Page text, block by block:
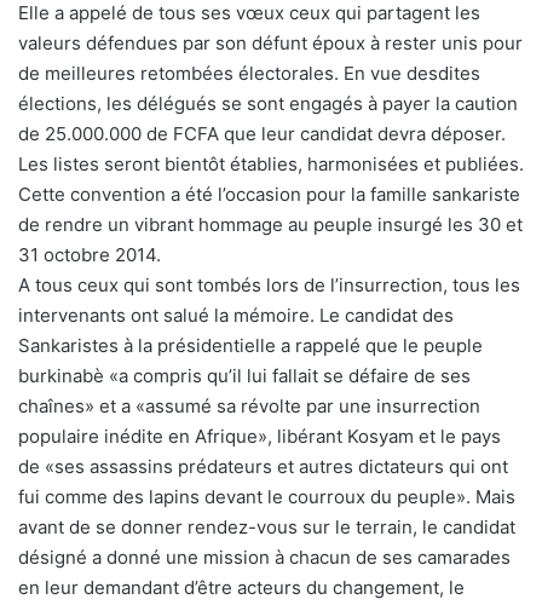
Elle a appelé de tous ses vœux ceux qui partagent les
valeurs défendues par son défunt époux à rester unis pour
de meilleures retombées électorales. En vue desdites
élections, les délégués se sont engagés à payer la caution
de 25.000.000 de FCFA que leur candidat devra déposer.
Les listes seront bientôt établies, harmonisées et publiées.
Cette convention a été l’occasion pour la famille sankariste
de rendre un vibrant hommage au peuple insurgé les 30 et
31 octobre 2014.
A tous ceux qui sont tombés lors de l’insurrection, tous les
intervenants ont salué la mémoire. Le candidat des
Sankaristes à la présidentielle a rappelé que le peuple
burkinabè «a compris qu’il lui fallait se défaire de ses
chaînes» et a «assumé sa révolte par une insurrection
populaire inédite en Afrique», libérant Kosyam et le pays
de «ses assassins prédateurs et autres dictateurs qui ont
fui comme des lapins devant le courroux du peuple». Mais
avant de se donner rendez-vous sur le terrain, le candidat
désigné a donné une mission à chacun de ses camarades
en leur demandant d’être acteurs du changement, le